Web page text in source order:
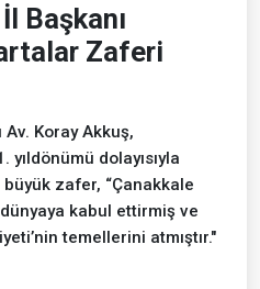
Başkanı
Zaferi
Av. Koray Akkuş,
dolayısıyla
büyük zafer, “Çanakkale
kabul ettirmiş ve
temellerini atmıştır."